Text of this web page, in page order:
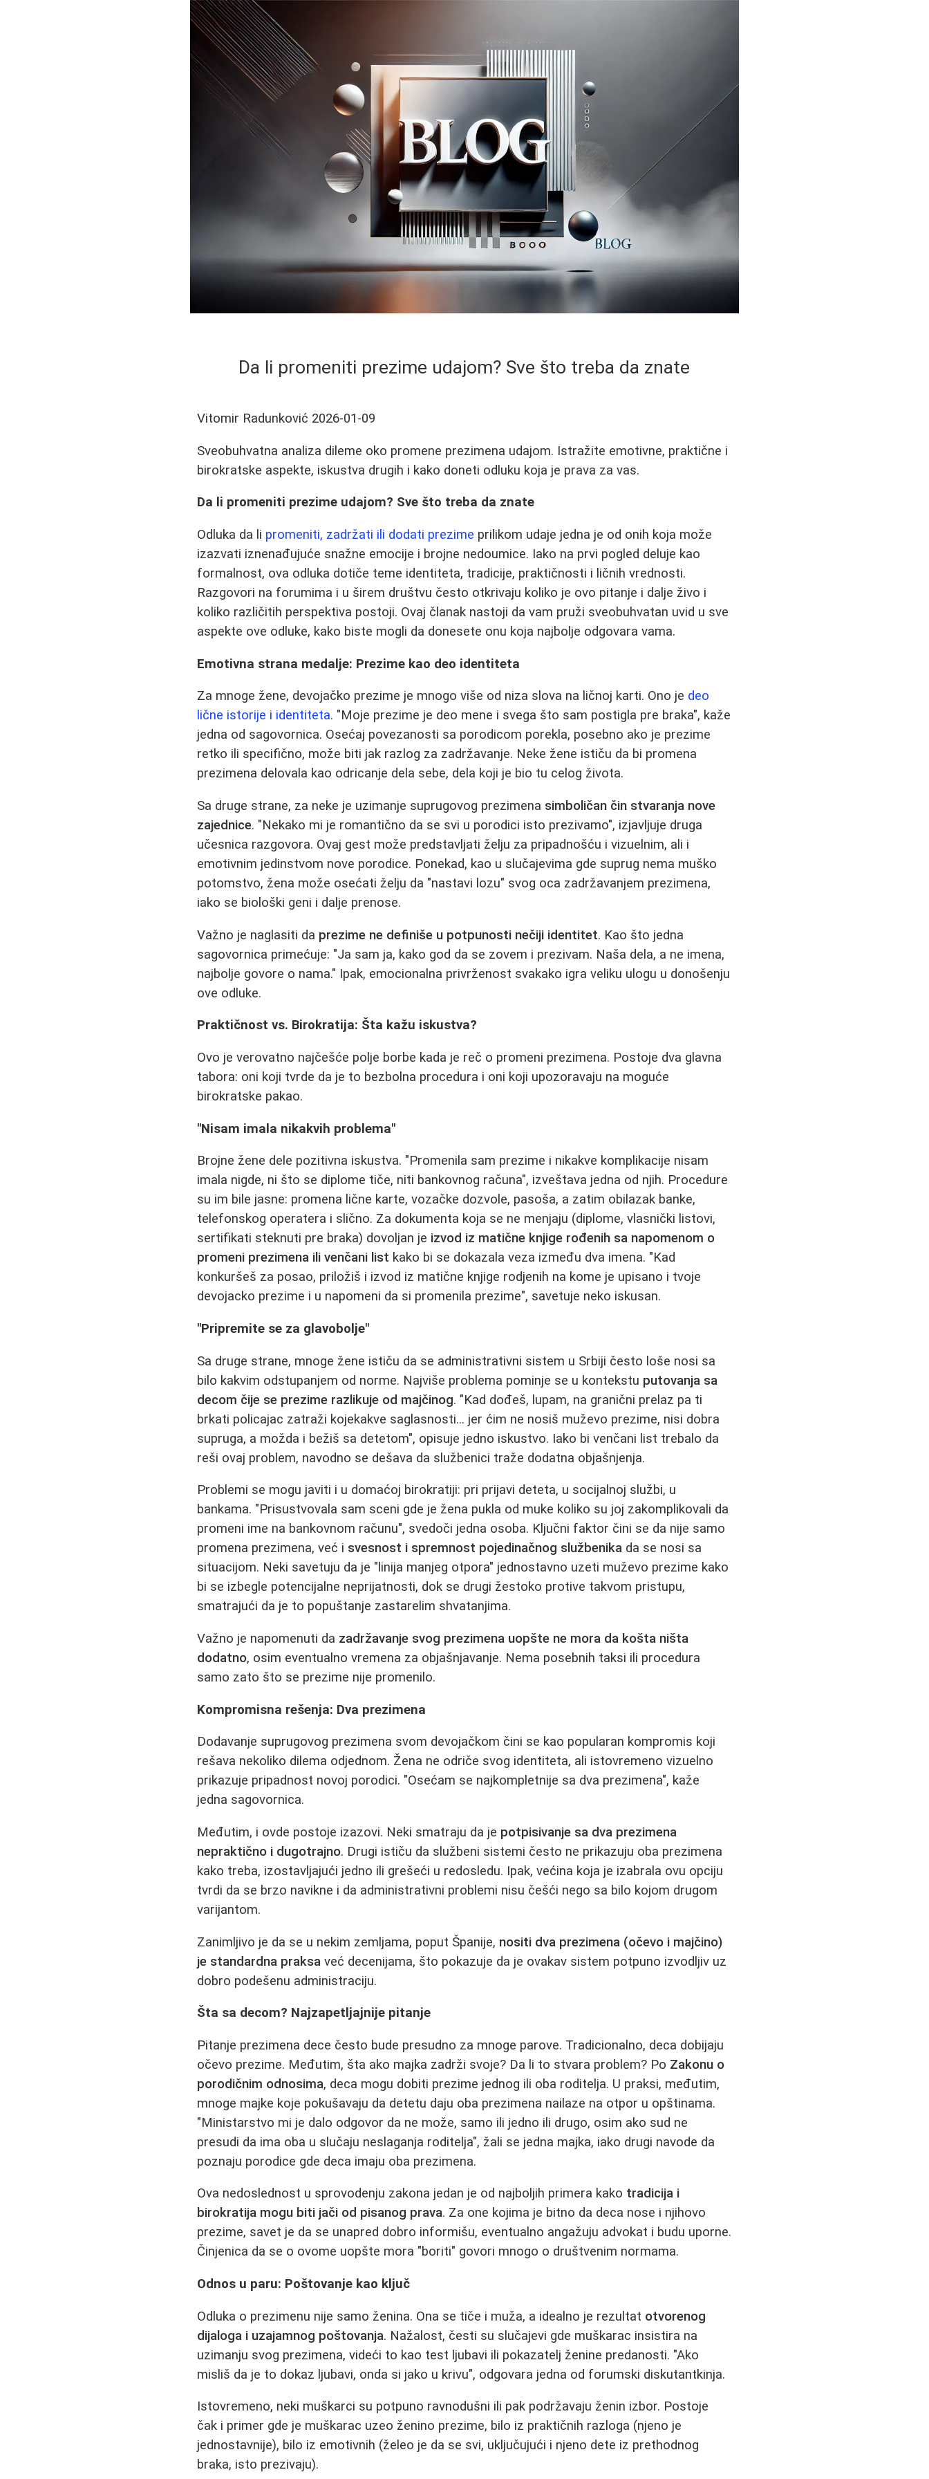
Da li promeniti prezime udajom? Sve što treba da znate
Vitomir Radunković 2026-01-09
Sveobuhvatna analiza dileme oko promene prezimena udajom. Istražite emotivne, praktične i
birokratske aspekte, iskustva drugih i kako doneti odluku koja je prava za vas.
Da li promeniti prezime udajom? Sve što treba da znate
Odluka da li promeniti, zadržati ili dodati prezime prilikom udaje jedna je od onih koja može
izazvati iznenađujuće snažne emocije i brojne nedoumice. Iako na prvi pogled deluje kao
formalnost, ova odluka dotiče teme identiteta, tradicije, praktičnosti i ličnih vrednosti.
Razgovori na forumima i u širem društvu često otkrivaju koliko je ovo pitanje i dalje živo i
koliko različitih perspektiva postoji. Ovaj članak nastoji da vam pruži sveobuhvatan uvid u sve
aspekte ove odluke, kako biste mogli da donesete onu koja najbolje odgovara vama.
Emotivna strana medalje: Prezime kao deo identiteta
Za mnoge žene, devojačko prezime je mnogo više od niza slova na ličnoj karti. Ono je deo
lične istorije i identiteta. "Moje prezime je deo mene i svega što sam postigla pre braka", kaže
jedna od sagovornica. Osećaj povezanosti sa porodicom porekla, posebno ako je prezime
retko ili specifično, može biti jak razlog za zadržavanje. Neke žene ističu da bi promena
prezimena delovala kao odricanje dela sebe, dela koji je bio tu celog života.
Sa druge strane, za neke je uzimanje suprugovog prezimena simboličan čin stvaranja nove
zajednice. "Nekako mi je romantično da se svi u porodici isto prezivamo", izjavljuje druga
učesnica razgovora. Ovaj gest može predstavljati želju za pripadnošću i vizuelnim, ali i
emotivnim jedinstvom nove porodice. Ponekad, kao u slučajevima gde suprug nema muško
potomstvo, žena može osećati želju da "nastavi lozu" svog oca zadržavanjem prezimena,
iako se biološki geni i dalje prenose.
Važno je naglasiti da prezime ne definiše u potpunosti nečiji identitet. Kao što jedna
sagovornica primećuje: "Ja sam ja, kako god da se zovem i prezivam. Naša dela, a ne imena,
najbolje govore o nama." Ipak, emocionalna privrženost svakako igra veliku ulogu u donošenju
ove odluke.
Praktičnost vs. Birokratija: Šta kažu iskustva?
Ovo je verovatno najčešće polje borbe kada je reč o promeni prezimena. Postoje dva glavna
tabora: oni koji tvrde da je to bezbolna procedura i oni koji upozoravaju na moguće
birokratske pakao.
"Nisam imala nikakvih problema"
Brojne žene dele pozitivna iskustva. "Promenila sam prezime i nikakve komplikacije nisam
imala nigde, ni što se diplome tiče, niti bankovnog računa", izveštava jedna od njih. Procedure
su im bile jasne: promena lične karte, vozačke dozvole, pasoša, a zatim obilazak banke,
telefonskog operatera i slično. Za dokumenta koja se ne menjaju (diplome, vlasnički listovi,
sertifikati steknuti pre braka) dovoljan je izvod iz matične knjige rođenih sa napomenom o
promeni prezimena ili venčani list kako bi se dokazala veza između dva imena. "Kad
konkuršeš za posao, priložiš i izvod iz matične knjige rodjenih na kome je upisano i tvoje
devojacko prezime i u napomeni da si promenila prezime", savetuje neko iskusan.
"Pripremite se za glavobolje"
Sa druge strane, mnoge žene ističu da se administrativni sistem u Srbiji često loše nosi sa
bilo kakvim odstupanjem od norme. Najviše problema pominje se u kontekstu putovanja sa
decom čije se prezime razlikuje od majčinog. "Kad dođeš, lupam, na granični prelaz pa ti
brkati policajac zatraži kojekakve saglasnosti... jer ćim ne nosiš muževo prezime, nisi dobra
supruga, a možda i bežiš sa detetom", opisuje jedno iskustvo. Iako bi venčani list trebalo da
reši ovaj problem, navodno se dešava da službenici traže dodatna objašnjenja.
Problemi se mogu javiti i u domaćoj birokratiji: pri prijavi deteta, u socijalnoj službi, u
bankama. "Prisustvovala sam sceni gde je žena pukla od muke koliko su joj zakomplikovali da
promeni ime na bankovnom računu", svedoči jedna osoba. Ključni faktor čini se da nije samo
promena prezimena, već i svesnost i spremnost pojedinačnog službenika da se nosi sa
situacijom. Neki savetuju da je "linija manjeg otpora" jednostavno uzeti muževo prezime kako
bi se izbegle potencijalne neprijatnosti, dok se drugi žestoko protive takvom pristupu,
smatrajući da je to popuštanje zastarelim shvatanjima.
Važno je napomenuti da zadržavanje svog prezimena uopšte ne mora da košta ništa
dodatno, osim eventualno vremena za objašnjavanje. Nema posebnih taksi ili procedura
samo zato što se prezime nije promenilo.
Kompromisna rešenja: Dva prezimena
Dodavanje suprugovog prezimena svom devojačkom čini se kao popularan kompromis koji
rešava nekoliko dilema odjednom. Žena ne odriče svog identiteta, ali istovremeno vizuelno
prikazuje pripadnost novoj porodici. "Osećam se najkompletnije sa dva prezimena", kaže
jedna sagovornica.
Međutim, i ovde postoje izazovi. Neki smatraju da je potpisivanje sa dva prezimena
nepraktično i dugotrajno. Drugi ističu da službeni sistemi često ne prikazuju oba prezimena
kako treba, izostavljajući jedno ili grešeći u redosledu. Ipak, većina koja je izabrala ovu opciju
tvrdi da se brzo navikne i da administrativni problemi nisu češći nego sa bilo kojom drugom
varijantom.
Zanimljivo je da se u nekim zemljama, poput Španije, nositi dva prezimena (očevo i majčino)
je standardna praksa već decenijama, što pokazuje da je ovakav sistem potpuno izvodljiv uz
dobro podešenu administraciju.
Šta sa decom? Najzapetljajnije pitanje
Pitanje prezimena dece često bude presudno za mnoge parove. Tradicionalno, deca dobijaju
očevo prezime. Međutim, šta ako majka zadrži svoje? Da li to stvara problem? Po Zakonu o
porodičnim odnosima, deca mogu dobiti prezime jednog ili oba roditelja. U praksi, međutim,
mnoge majke koje pokušavaju da detetu daju oba prezimena nailaze na otpor u opštinama.
"Ministarstvo mi je dalo odgovor da ne može, samo ili jedno ili drugo, osim ako sud ne
presudi da ima oba u slučaju neslaganja roditelja", žali se jedna majka, iako drugi navode da
poznaju porodice gde deca imaju oba prezimena.
Ova nedoslednost u sprovodenju zakona jedan je od najboljih primera kako tradicija i
birokratija mogu biti jači od pisanog prava. Za one kojima je bitno da deca nose i njihovo
prezime, savet je da se unapred dobro informišu, eventualno angažuju advokat i budu uporne.
Činjenica da se o ovome uopšte mora "boriti" govori mnogo o društvenim normama.
Odnos u paru: Poštovanje kao ključ
Odluka o prezimenu nije samo ženina. Ona se tiče i muža, a idealno je rezultat otvorenog
dijaloga i uzajamnog poštovanja. Nažalost, česti su slučajevi gde muškarac insistira na
uzimanju svog prezimena, videći to kao test ljubavi ili pokazatelj ženine predanosti. "Ako
misliš da je to dokaz ljubavi, onda si jako u krivu", odgovara jedna od forumski diskutantkinja.
Istovremeno, neki muškarci su potpuno ravnodušni ili pak podržavaju ženin izbor. Postoje
čak i primer gde je muškarac uzeo ženino prezime, bilo iz praktičnih razloga (njeno je
jednostavnije), bilo iz emotivnih (želeo je da se svi, uključujući i njeno dete iz prethodnog
braka, isto prezivaju).